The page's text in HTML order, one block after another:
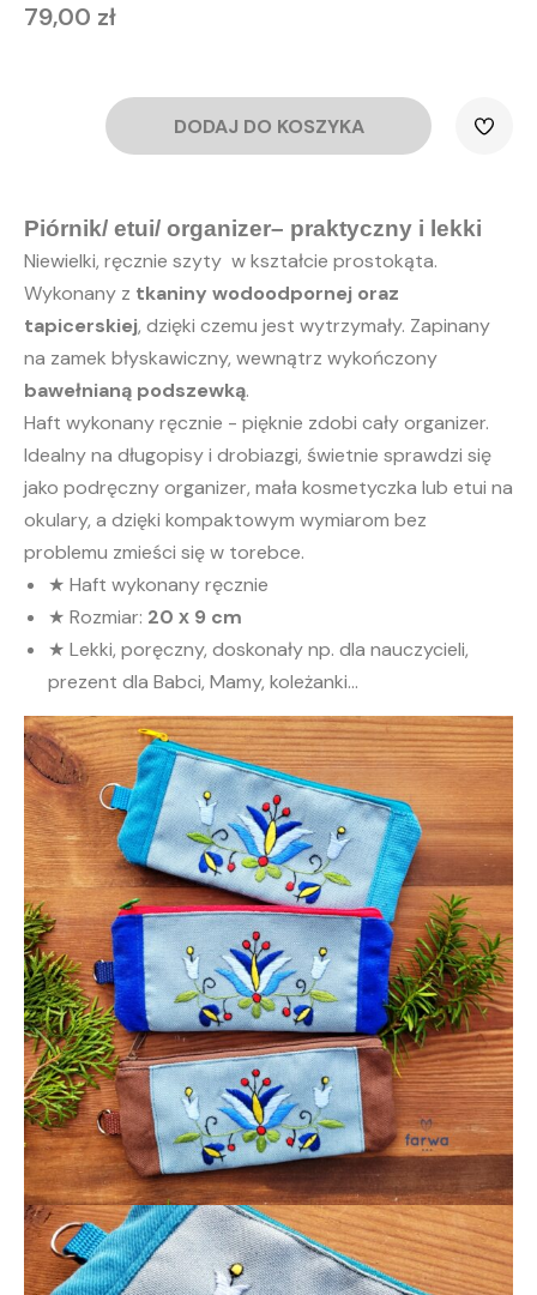
79,00 zł
chaber
DODAJ DO KOSZYKA
Piórnik/ etui/ organizer– praktyczny i lekki
Niewielki, ręcznie szyty w kształcie prostokąta.
Wykonany z tkaniny wodoodpornej oraz
tapicerskiej, dzięki czemu jest wytrzymały. Zapinany
na zamek błyskawiczny, wewnątrz wykończony
bawełnianą podszewką.
Haft wykonany ręcznie - pięknie zdobi cały organizer.
Idealny na długopisy i drobiazgi, świetnie sprawdzi się
jako podręczny organizer, mała kosmetyczka lub etui na
okulary, a dzięki kompaktowym wymiarom bez
problemu zmieści się w torebce.
★ Haft wykonany ręcznie
★ Rozmiar: 20 х 9 cm
★ Lekki, poręczny, doskonały np. dla nauczycieli,
prezent dla Babci, Mamy, koleżanki...